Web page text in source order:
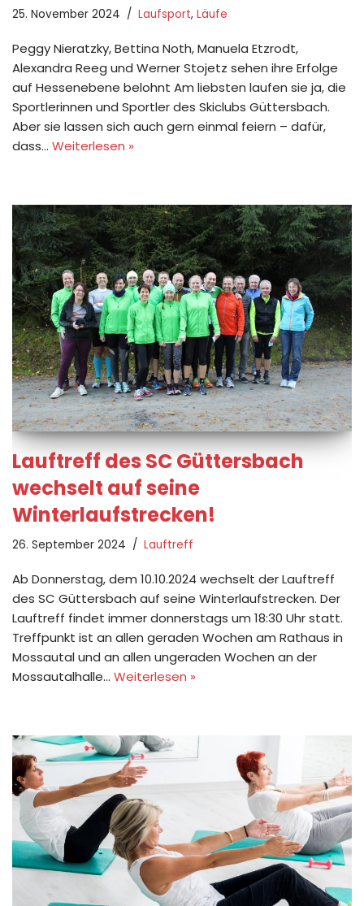
25. November 2024 Laufsport, Läufe
Peggy Nieratzky, Bettina Noth, Manuela Etzrodt,
Alexandra Reeg und Werner Stojetz sehen ihre Erfolge
auf Hessenebene belohnt Am liebsten laufen sie ja, die
Sportlerinnen und Sportler des Skiclubs Güttersbach.
Aber sie lassen sich auch gern einmal feiern – dafür,
dass… Weiterlesen »
Lauftreff des SC Güttersbach
wechselt auf seine
Winterlaufstrecken!
26. September 2024 Lauftreff
Ab Donnerstag, dem 10.10.2024 wechselt der Lauftreff
des SC Güttersbach auf seine Winterlaufstrecken. Der
Lauftreff findet immer donnerstags um 18:30 Uhr statt.
Treffpunkt ist an allen geraden Wochen am Rathaus in
Mossautal und an allen ungeraden Wochen an der
Mossautalhalle… Weiterlesen »